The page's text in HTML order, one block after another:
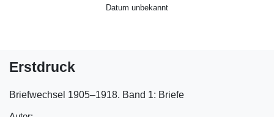
Datum unbekannt
Erstdruck
Briefwechsel 1905‒1918. Band 1: Briefe